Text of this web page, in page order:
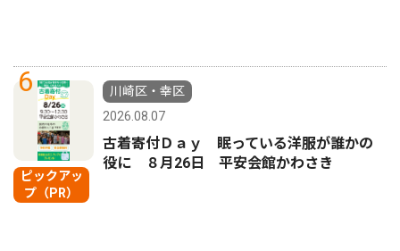
6
ピックアッ
プ（PR）
川崎区・幸区
2026.08.07
古着寄付Ｄａｙ 眠っている洋服が誰かの
役に ８月26日 平安会館かわさき